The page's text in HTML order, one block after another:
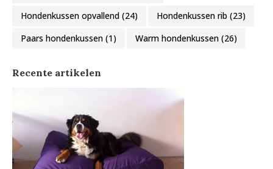
Hondenkussen opvallend (24) Hondenkussen rib (23)
Paars hondenkussen (1) Warm hondenkussen (26)
Recente artikelen